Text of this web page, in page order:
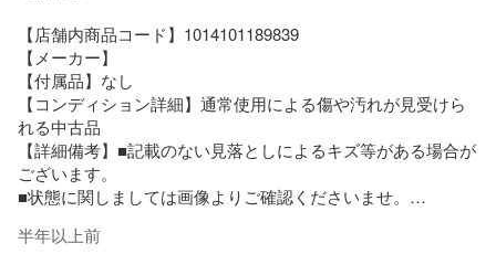
【店舗内商品コード】1014101189839
【メーカー】
【付属品】なし
【コンディション詳細】通常使用による傷や汚れが見受けら
れる中古品
【詳細備考】■記載のない見落としによるキズ等がある場合が
ございます。
■状態に関しましては画像よりご確認くださいませ。
す。
半年以上前